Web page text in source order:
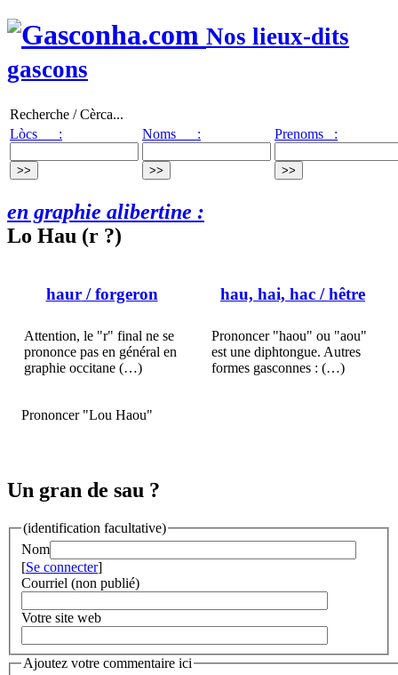
Nos lieux-dits
gascons
Recherche / Cèrca...
Lòcs :
Noms : Prenoms :
en graphie alibertine :
Lo Hau (r ?)
haur/ forgeron
Attention, le "r" final ne se
prononce pas en général en
graphie occitane (…)
hau, hai, hac / hêtre
Prononcer "haou" ou "aou"
est une diphtongue. Autres
formes gasconnes : (…)
Prononcer "Lou Haou"
Un gran de sau ?
(identification facultative)
Nom
[Se connecter]
Courriel (non publié)
Votre site web
Ajoutez votre commentaire ici